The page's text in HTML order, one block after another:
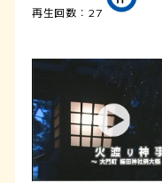
再生回数：27